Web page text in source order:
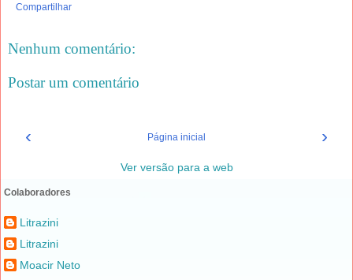
Compartilhar
Nenhum comentário:
Postar um comentário
‹ ›
Página inicial
Ver versão para a web
Colaboradores
Litrazini
Litrazini
Moacir Neto